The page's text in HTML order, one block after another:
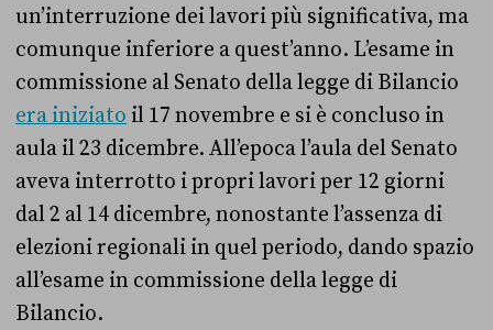
un’interruzione dei lavori più significativa, ma
comunque inferiore a quest’anno. L’esame in
commissione al Senato della legge di Bilancio
era iniziato il 17 novembre e si è concluso in
aula il 23 dicembre. All’epoca l’aula del Senato
aveva interrotto i propri lavori per 12 giorni
dal 2 al 14 dicembre, nonostante l’assenza di
elezioni regionali in quel periodo, dando spazio
all’esame in commissione della legge di
Bilancio.